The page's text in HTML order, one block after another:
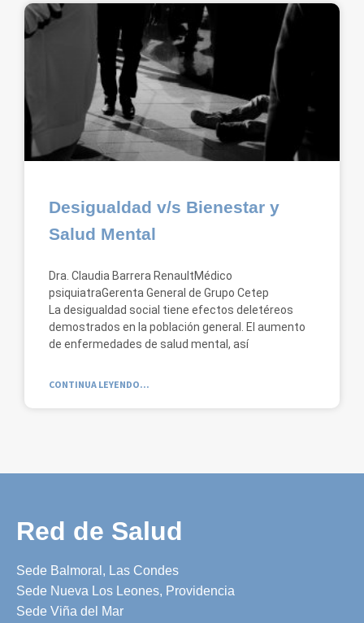
Desigualdad v/s Bienestar y
Salud Mental
Dra. Claudia Barrera RenaultMédico
psiquiatraGerenta General de Grupo Cetep
La desigualdad social tiene efectos deletéreos
demostrados en la población general. El aumento
de enfermedades de salud mental, así
CONTINUA LEYENDO...
Red de Salud
Sede Balmoral, Las Condes
Sede Nueva Los Leones, Providencia
Sede Viña del Mar